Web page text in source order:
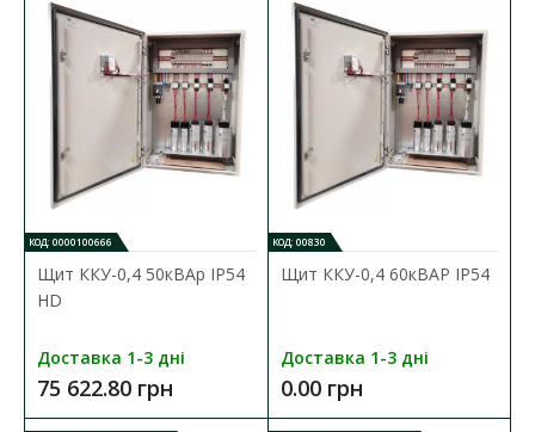
Ящик перекидний ЯПРП-100 IP31
Наявність: В наявності
По конструкції ящик розриву ЯПРП виготовляється навісним з
4 902.80 грн
КОД: 0000100666
Щит ККУ-0,4 50кВАр ІР54
HD
Доставка 1-3 дні
75 622.80 грн
КОД: 00830
Щит ККУ-0,4 60кВАР ІР54
Доставка 1-3 дні
0.00 грн